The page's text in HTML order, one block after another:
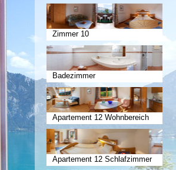
Zimmer 10
Badezimmer
Apartement 12 Wohnbereich
Apartement 12 Schlafzimmer